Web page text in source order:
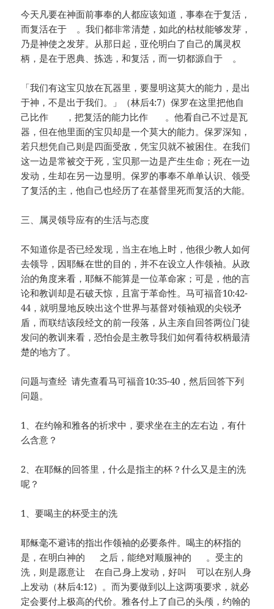
今天凡要在神面前事奉的人都应该知道，事奉在于复活，
而复活在于 。我们都非常清楚，如此的枯杖能够发芽，
乃是神使之发芽。从那日起，亚伦明白了自己的属灵权
柄，是在于恩典、拣选，和复活，而一切都源自于 。
「我们有这宝贝放在瓦器里，要显明这莫大的能力，是出
于神，不是出于我们。」（林后4:7）保罗在这里把他自
己比作 ，把复活的能力比作 。他看自己不过是瓦
器，但在他里面的宝贝却是一个莫大的能力。保罗深知，
若只想凭自己则是四面受敌，凭宝贝就不被困住。在我们
这一边是常被交于死，宝贝那一边是产生生命；死在一边
发动，生却在另一边显明。保罗的事奉不单单认识、领受
了复活的主，他自己也经历了在基督里死而复活的大能。
三、属灵领导应有的生活与态度
不知道你是否已经发现，当主在地上时，他很少教人如何
去领导，因耶稣在世的目的，并不在设立人作领袖。从政
治的角度来看，耶稣不能算是一位革命家；可是，他的言
论和教训却是石破天惊，且富于革命性。马可福音10:42-
44，就明显地反映出这个世界与基督对领袖观的尖锐矛
盾，而联结该段经文的前一段落，从主亲自回答两位门徒
发问的教训来看，恐怕会是主教导我们如何看待权柄最清
楚的地方了。
问题与查经 请先查看马可福音10:35-40，然后回答下列
问题。
1、在约翰和雅各的祈求中，要求坐在主的左右边，有什
么含意？
2、在耶稣的回答里，什么是指主的杯？什么又是主的洗
呢？
1、要喝主的杯受主的洗
耶稣毫不避讳的指出作领袖的必要条件。喝主的杯指的
是，在明白神的 之后，能绝对顺服神的 。受主的
洗，则是愿意让 在自己身上发动，好叫 可以在别人身
上发动（林后4:12）。而为要做到以上这两项要求，就必
定会要付上极高的代价。雅各付上了自己的头颅，约翰的